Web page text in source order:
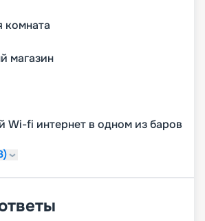
комната
магазин
Wi-fi интернет в одном из баров